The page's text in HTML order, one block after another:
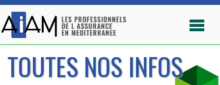
TOUTES NOS INFOS